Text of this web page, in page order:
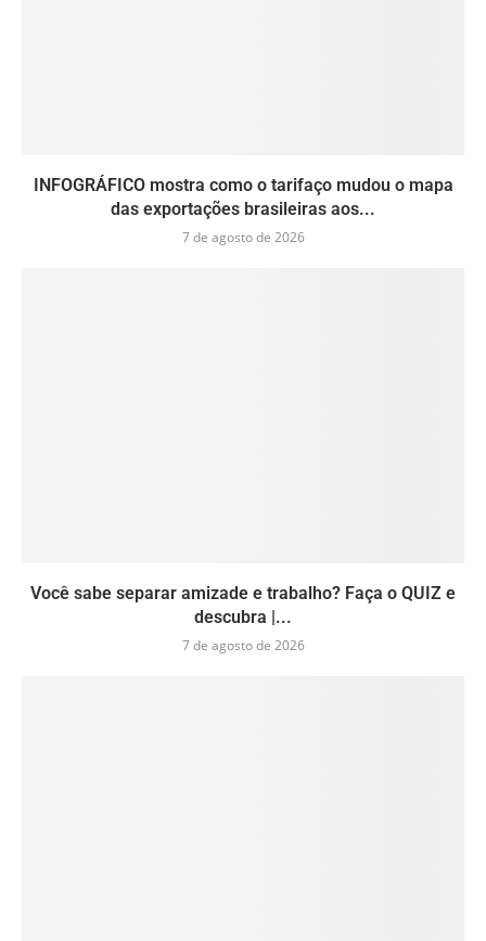
INFOGRÁFICO mostra como o tarifaço mudou o mapa
das exportações brasileiras aos...
7 de agosto de 2026
Você sabe separar amizade e trabalho? Faça o QUIZ e
descubra |...
7 de agosto de 2026